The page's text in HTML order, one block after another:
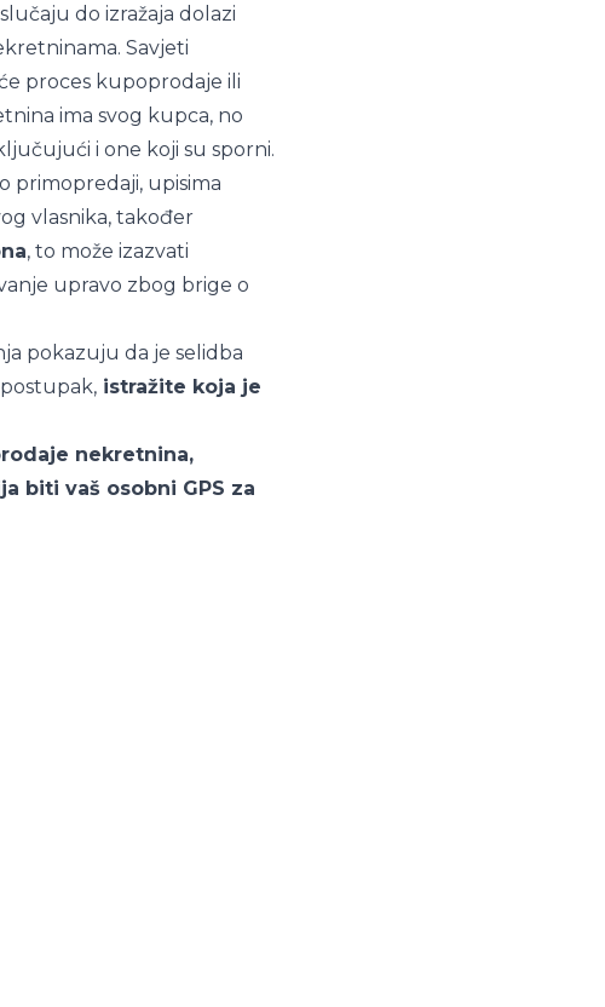
do izražaja dolazi
Savjeti
proces kupoprodaje ili
ima svog kupca, no
i one koji su sporni.
primopredaji, upisima
vlasnika, također
, to može izazvati
upravo zbog brige o
pokazuju da je selidba
istražite koja je
nekretnina,
biti vaš osobni GPS za